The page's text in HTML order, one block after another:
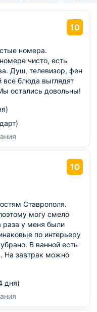
10
номера.
чисто, есть
Душ, телевизор, фен
все блюда выглядят
остались довольны!
10
Ставрополя.
могу смело
раза у меня были
по интерьеру
В ванной есть
На завтрак можно
дня)